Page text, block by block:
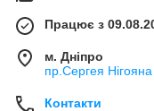
Працює з
м. Дніпро
пр.Сергея
Контакти